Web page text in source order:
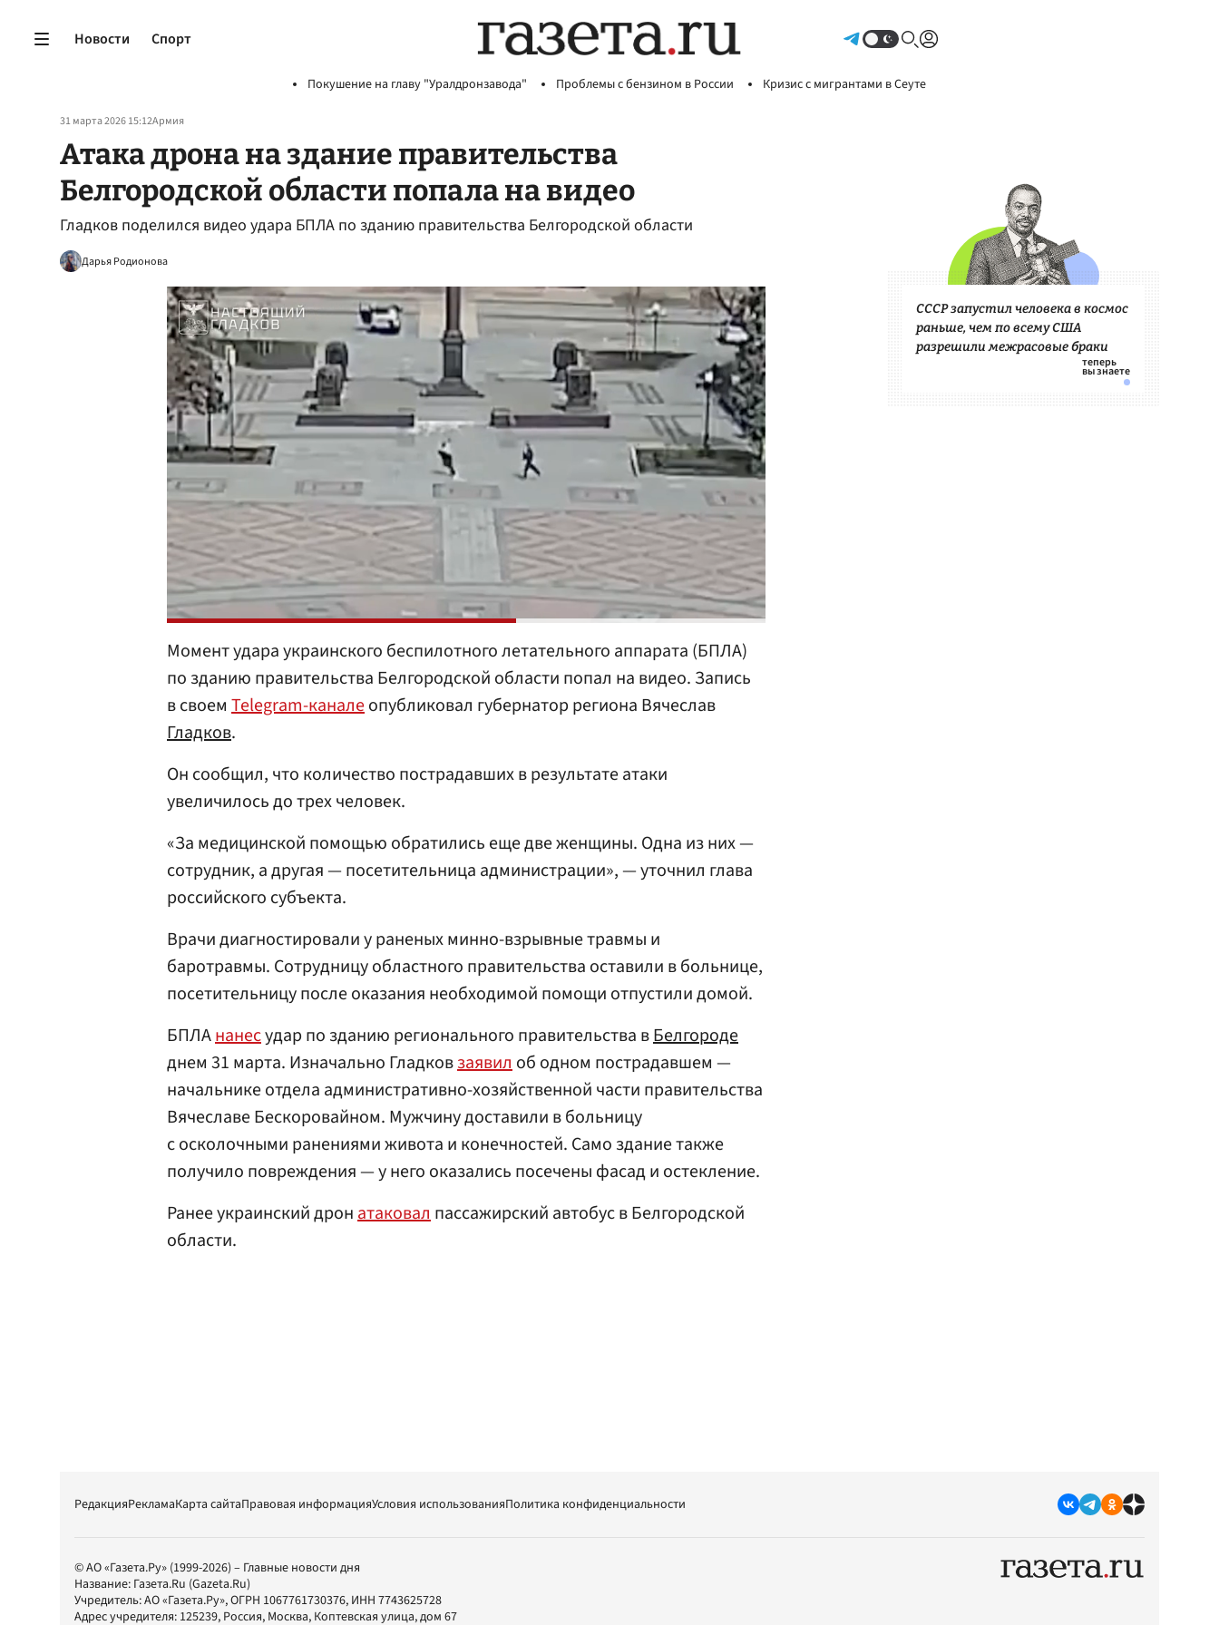
Новости Спорт
Покушение на главу "Уралдронзавода" Проблемы с бензином в России Кризис с мигрантами в Сеуте
31 марта 2026 15:12Армия
Атака дрона на здание правительства
Белгородской области попала на видео
Гладков поделился видео удара БПЛА по зданию правительства Белгородской области
Дарья Родионова
Момент удара украинского беспилотного летательного аппарата (БПЛА)
по зданию правительства Белгородской области попал на видео. Запись
в своем Telegram-каналеопубликовал губернатор региона Вячеслав
Гладков.
Он сообщил, что количество пострадавших в результате атаки
увеличилось до трех человек.
«За медицинской помощью обратились еще две женщины. Одна из них —
сотрудник, а другая — посетительница администрации», — уточнил глава
российского субъекта.
Врачи диагностировали у раненых минно-взрывные травмы и
баротравмы. Сотрудницу областного правительства оставили в больнице,
посетительницу после оказания необходимой помощи отпустили домой.
БПЛАнанесудар по зданию регионального правительства вБелгороде
днем 31 марта. Изначально Гладковзаявилоб одном пострадавшем —
начальнике отдела административно-хозяйственной части правительства
Вячеславе Бескоровайном. Мужчину доставили в больницу
с осколочными ранениями живота и конечностей. Само здание также
получило повреждения — у него оказались посечены фасад и остекление.
Ранее украинский дронатаковалпассажирский автобус в Белгородской
области.
СССР запустил человека в космос
раньше, чем по всему США
разрешили межрасовые браки
РедакцияРекламаКарта сайтаПравовая информацияУсловия использованияПолитика конфиденциальности
© АО «Газета.Ру» (1999-2026) – Главные новости дня
Название: Газета.Ru (Gazeta.Ru)
Учредитель:АО «Газета.Ру», ОГРН 1067761730376, ИНН 7743625728
Адрес учредителя: 125239, Россия, Москва, Коптевская улица, дом 67